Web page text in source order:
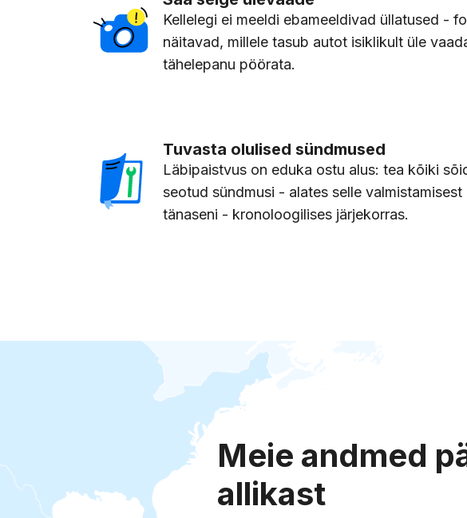
Kellelegi ei meeldi ebameeldivad üllatused -
näitavad, millele tasub autot isiklikult üle
tähelepanu pöörata.
Tuvasta olulised sündmused
Läbipaistvus on eduka ostu alus: tea kõiki
seotud sündmusi - alates selle valmistamisest
tänaseni - kronoloogilises järjekorras.
Meie andmed
allikast